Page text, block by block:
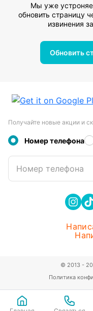
Мы уже
обновить страницу
извинения
Обновить
Получайте новые акции и
Номер телефона
Номер телефона
Политика
© 2013 -